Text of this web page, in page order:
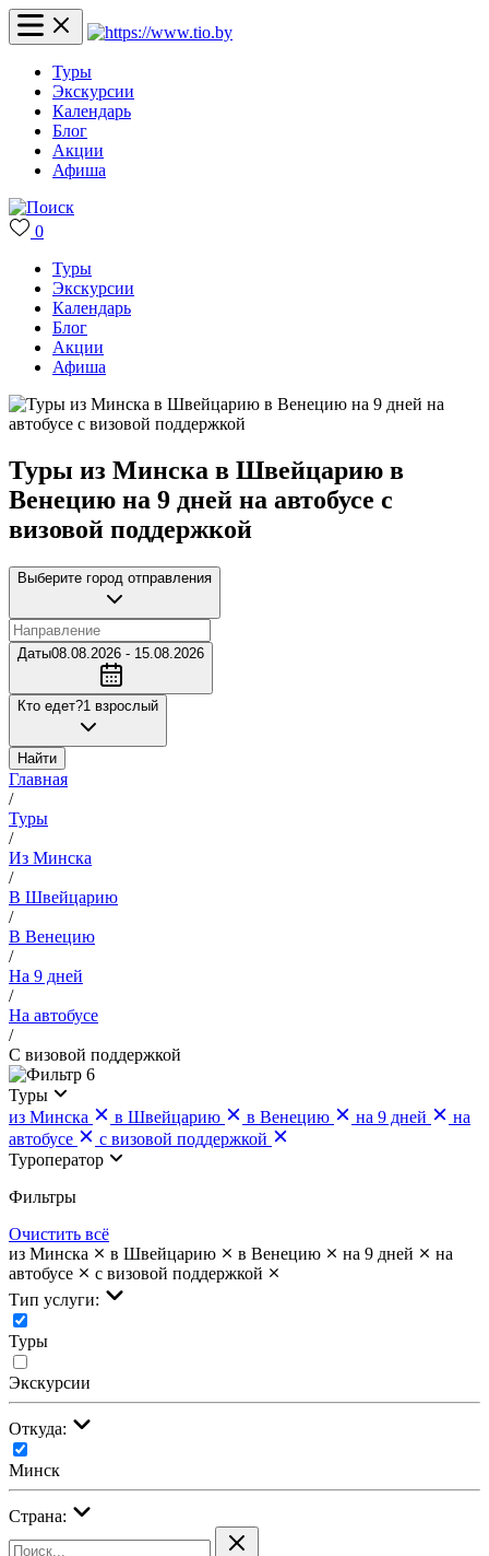
Туры
Экскурсии
Календарь
Блог
Акции
Афиша
0
Туры
Экскурсии
Календарь
Блог
Акции
Афиша
Туры из Минска в Швейцарию в
Венецию на 9 дней на автобусе с
визовой поддержкой
Выберите город отправления
Даты08.08.2026 - 15.08.2026
Кто едет?1 взрослый
Найти
Главная
/
Туры
/
Из Минска
/
В Швейцарию
/
В Венецию
/
На 9 дней
/
На автобусе
/
С визовой поддержкой
6
Туры
из Минска
в Швейцарию в Венецию на 9 дней
на
автобусе
с визовой поддержкой
Туроператор
Фильтры
Очистить всё
из Минска
в Швейцарию в Венецию на 9 дней
на
автобусе
с визовой поддержкой
Тип услуги:
Туры
Экскурсии
Откуда:
Минск
Страна: